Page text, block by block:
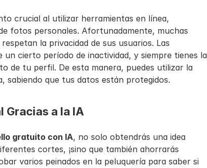
crucial al utilizar herramientas en línea,
fotos personales. Afortunadamente, muchas
la privacidad de sus usuarios. Las
un cierto período de inactividad, y siempre tienes la
de tu perfil. De esta manera, puedes utilizar la
sabiendo que tus datos están protegidos.
Gracias a la IA
gratuito con IA, no solo obtendrás una idea
cortes, ¡sino que también ahorrarás
varios peinados en la peluquería para saber si